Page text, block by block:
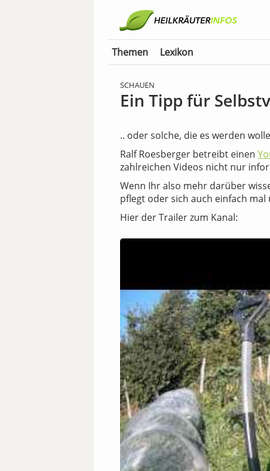
Themen Lexikon
SCHAUEN
Ein Tipp für
.. oder solche, die es werden
Ralf Roesberger betreibt einen
zahlreichen Videos nicht nur
Wenn Ihr also mehr darüber
pflegt oder sich auch einfach
Hier der Trailer zum Kanal: